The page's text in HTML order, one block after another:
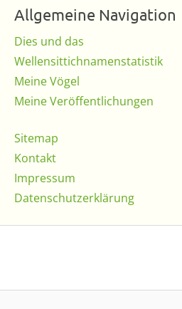
Allgemeine Navigation
Dies und das
Wellensittichnamenstatistik
Meine Vögel
Meine Veröffentlichungen
Sitemap
Kontakt
Impressum
Datenschutzerklärung